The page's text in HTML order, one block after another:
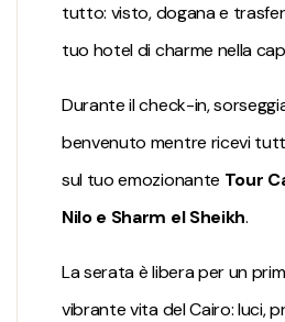
tutto: visto, dogana e
tuo hotel di charme nella
Durante il check-in,
benvenuto mentre ricevi
sul tuo emozionante Tour
Nilo e Sharm el Sheikh.
La serata è libera per un
vibrante vita del Cairo: luci,